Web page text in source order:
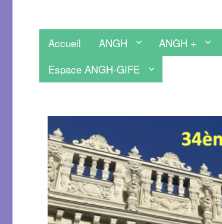
Accueil ANGH ANGH +
Espace ANGH-GIFE